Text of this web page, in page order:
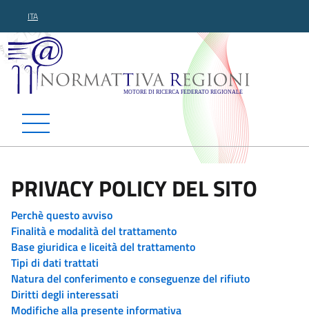
ITA
Normattiva Regioni -
PRIVACY POLICY DEL SITO
Perchè questo avviso
Finalità e modalità del trattamento
Base giuridica e liceità del trattamento
Tipi di dati trattati
Natura del conferimento e conseguenze del rifiuto
Diritti degli interessati
Modifiche alla presente informativa